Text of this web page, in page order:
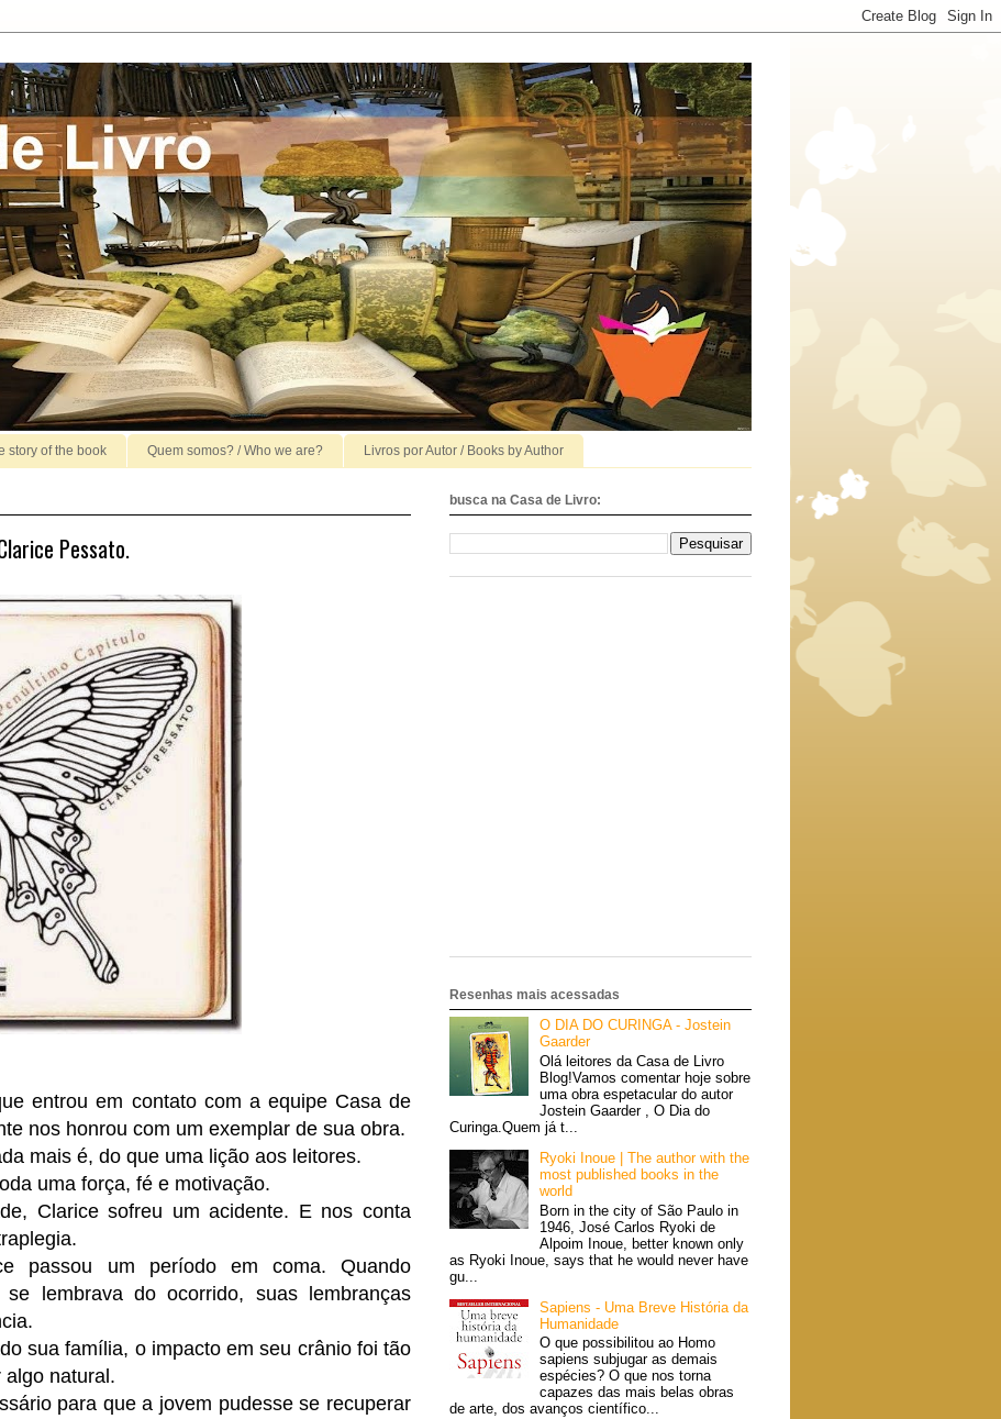
story of the book Quem somos? / Who we are? Livros por Autor / Books by Author
Pessato.
entrou em contato com a equipe Casa de
nos honrou com um exemplar de sua obra.
mais é, do que uma lição aos leitores.
uma força, fé e motivação.
Clarice sofreu um acidente. E nos conta
passou um período em coma. Quando
lembrava do ocorrido, suas lembranças
sua família, o impacto em seu crânio foi tão
natural.
para que a jovem pudesse se recuperar
busca na Casa de Livro:
Resenhas mais acessadas
O DIA DO CURINGA - Jostein
Gaarder
Olá leitores da Casa de Livro
Blog!Vamos comentar hoje sobre
uma obra espetacular do autor
Jostein Gaarder , O Dia do
Curinga.Quem já t...
Ryoki Inoue | The author with the
most published books in the
world
Born in the city of São Paulo in
1946, José Carlos Ryoki de
Alpoim Inoue, better known only
as Ryoki Inoue, says that he would never have
gu...
Sapiens - Uma Breve História da
Humanidade
O que possibilitou ao Homo
sapiens subjugar as demais
espécies? O que nos torna
capazes das mais belas obras
de arte, dos avanços científico...